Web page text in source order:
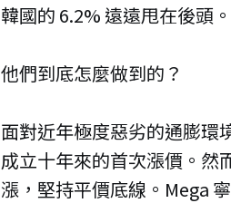
韓國的 6.2% 遠遠甩在後頭。
他們到底怎麼做到的？
面對近年極度惡劣的通膨環
成立十年來的首次漲價。然
漲，堅持平價底線。Mega